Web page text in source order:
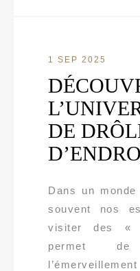
1 SEP 2025
DE
Dans un
souvent nos
visiter des «
permet